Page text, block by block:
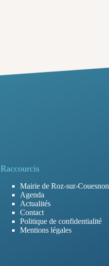
Raccourcis
Mairie de Roz-sur-Couesnon
Agenda
Actualités
Contact
Politique de confidentialité
Mentions légales